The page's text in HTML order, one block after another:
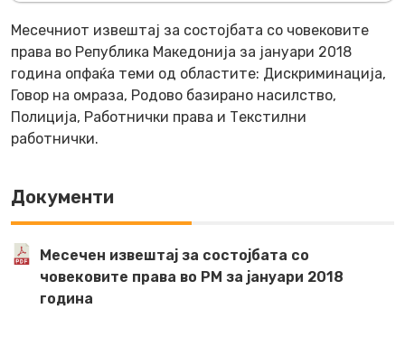
Месечниот извештај за состојбата со човековите
права во Република Македонија за јануари 2018
година опфаќа теми од областите: Дискриминација,
Говор на омраза, Родово базирано насилство,
Полиција, Работнички права и Текстилни
работнички.
Документи
Месечен извештај за состојбата со
човековите права во РМ за јануари 2018
година